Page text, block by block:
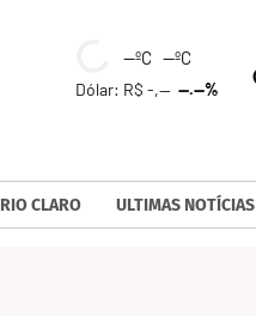
--ºC --ºC
Dólar: R$ -,----.--%
RIO CLARO ULTIMAS NOTÍCIAS